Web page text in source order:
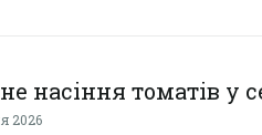
насіння томатів у
2026